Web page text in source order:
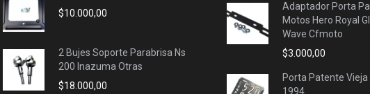
$10.000,00
2 Bujes Soporte Parabrisa Ns
200 Inazuma Otras
$18.000,00
Adaptador Porta
Motos Hero Royal
Wave Cfmoto
$3.000,00
Porta Patente Vieja
1994